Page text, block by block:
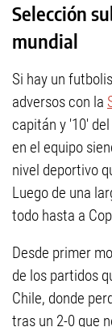
Selección
mundial
Si hay un
adversos con la
capitán y '10'
en el equipo
nivel deportivo
Luego de una
todo hasta a
Desde primer
de los partidos
Chile, donde
tras un 2-0 que